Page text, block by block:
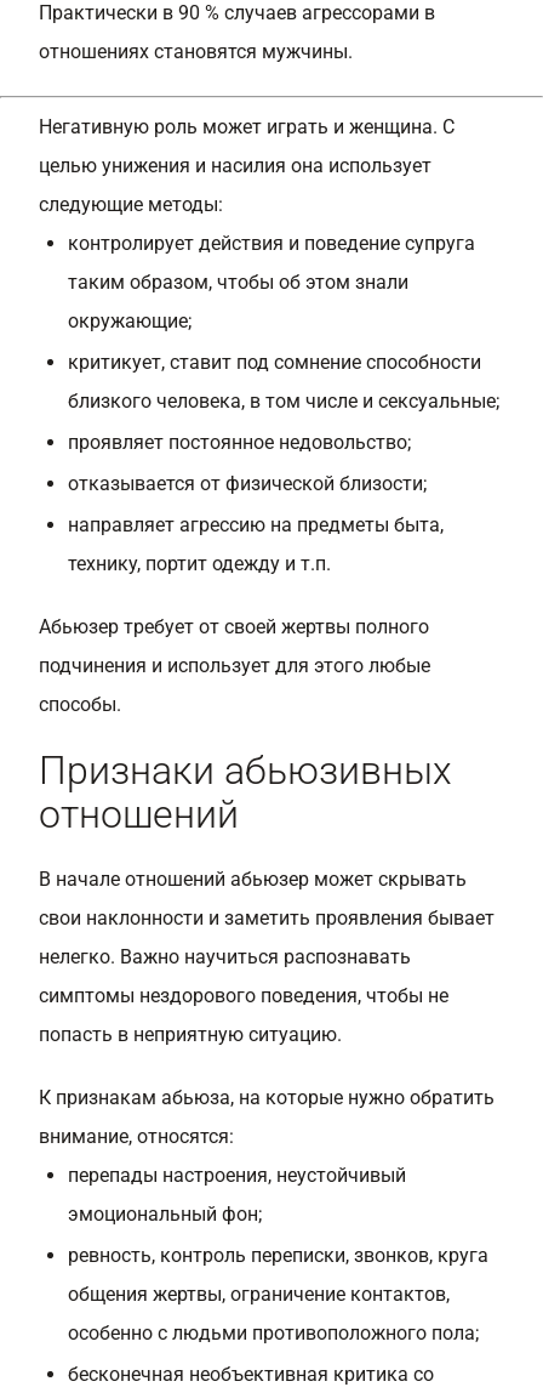
Практически в 90 % случаев агрессорами в
отношениях становятся мужчины.
Негативную роль может играть и женщина. С
целью унижения и насилия она использует
следующие методы:
контролирует действия и поведение супруга
таким образом, чтобы об этом знали
окружающие;
критикует, ставит под сомнение способности
близкого человека, в том числе и сексуальные;
проявляет постоянное недовольство;
отказывается от физической близости;
направляет агрессию на предметы быта,
технику, портит одежду и т.п.
Абьюзер требует от своей жертвы полного
подчинения и использует для этого любые
способы.
Признаки абьюзивных
отношений
В начале отношений абьюзер может скрывать
свои наклонности и заметить проявления бывает
нелегко. Важно научиться распознавать
симптомы нездорового поведения, чтобы не
попасть в неприятную ситуацию.
К признакам абьюза, на которые нужно обратить
внимание, относятся:
перепады настроения, неустойчивый
эмоциональный фон;
ревность, контроль переписки, звонков, круга
общения жертвы, ограничение контактов,
особенно с людьми противоположного пола;
бесконечная необъективная критика со